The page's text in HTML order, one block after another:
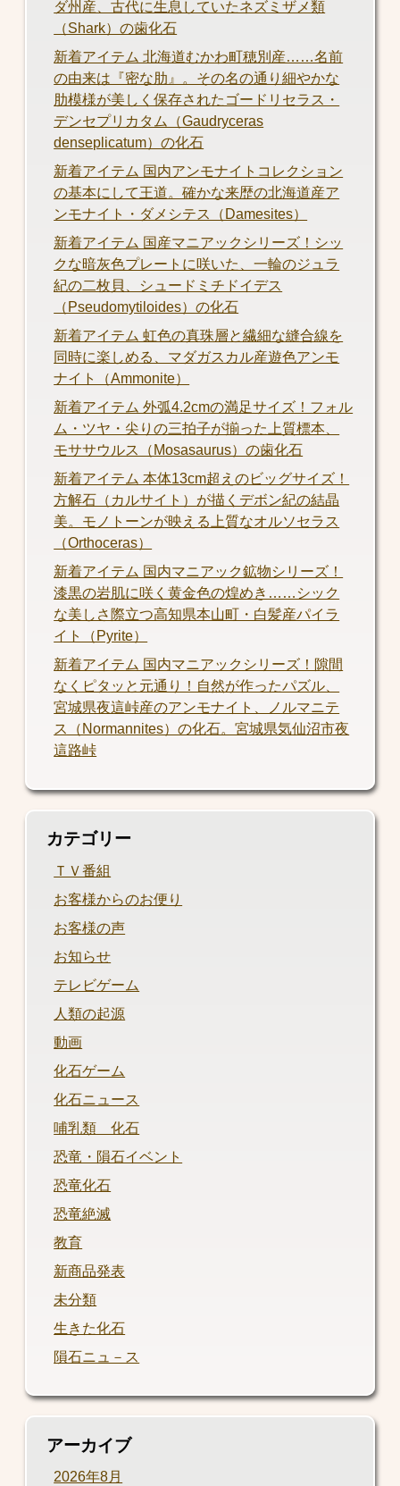
ダ州産、古代に生息していたネズミザメ類
（Shark）の歯化石
新着アイテム 北海道むかわ町穂別産……名前
の由来は『密な肋』。その名の通り細やかな
肋模様が美しく保存されたゴードリセラス・
デンセプリカタム（Gaudryceras
denseplicatum）の化石
新着アイテム 国内アンモナイトコレクション
の基本にして王道。確かな来歴の北海道産ア
ンモナイト・ダメシテス（Damesites）
新着アイテム 国産マニアックシリーズ！シッ
クな暗灰色プレートに咲いた、一輪のジュラ
紀の二枚貝、シュードミチドイデス
（Pseudomytiloides）の化石
新着アイテム 虹色の真珠層と繊細な縫合線を
同時に楽しめる、マダガスカル産遊色アンモ
ナイト（Ammonite）
新着アイテム 外弧4.2cmの満足サイズ！フォル
ム・ツヤ・尖りの三拍子が揃った上質標本、
モササウルス（Mosasaurus）の歯化石
新着アイテム 本体13cm超えのビッグサイズ！
方解石（カルサイト）が描くデボン紀の結晶
美。モノトーンが映える上質なオルソセラス
（Orthoceras）
新着アイテム 国内マニアック鉱物シリーズ！
漆黒の岩肌に咲く黄金色の煌めき……シック
な美しさ際立つ高知県本山町・白髪産パイラ
イト（Pyrite）
新着アイテム 国内マニアックシリーズ！隙間
なくピタッと元通り！自然が作ったパズル、
宮城県夜這峠産のアンモナイト、ノルマニテ
ス（Normannites）の化石。宮城県気仙沼市夜
這路峠
カテゴリー
ＴＶ番組
お客様からのお便り
お客様の声
お知らせ
テレビゲーム
人類の起源
動画
化石ゲーム
化石ニュース
哺乳類 化石
恐竜・隕石イベント
恐竜化石
恐竜絶滅
教育
新商品発表
未分類
生きた化石
隕石ニュ－ス
アーカイブ
2026年8月